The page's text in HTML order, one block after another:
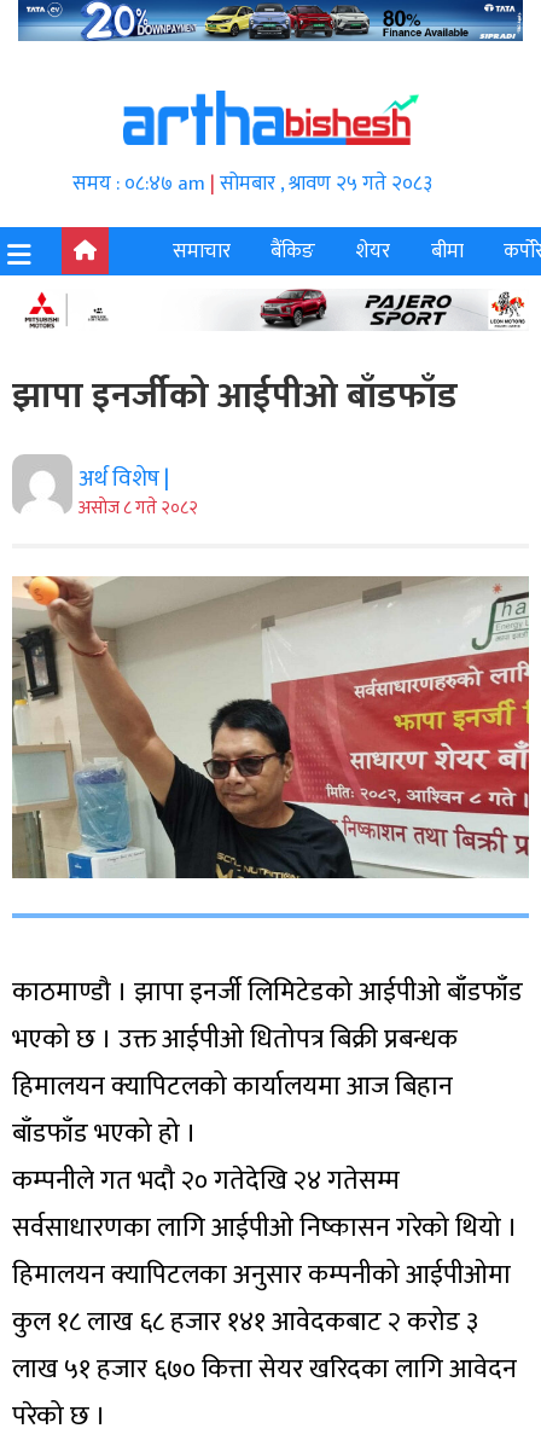
समय : ०८:४७ am |सोमबार , श्रावण २५ गते २०८३
समाचार
बैंकिङ शेयर बीमा
झापा इनर्जीको आईपीओ बाँडफाँड
अर्थ विशेष |
असाेज ८ गते २०८२
काठमाण्डौ । झापा इनर्जी लिमिटेडको आईपीओ बाँडफाँड
भएको छ । उक्त आईपीओ धितोपत्र बिक्री प्रबन्धक
हिमालयन क्यापिटलको कार्यालयमा आज बिहान
बाँडफाँड भएको हो ।
कम्पनीले गत भदौ २० गतेदेखि २४ गतेसम्म
सर्वसाधारणका लागि आईपीओ निष्कासन गरेको थियो ।
हिमालयन क्यापिटलका अनुसार कम्पनीको आईपीओमा
कुल १८ लाख ६८ हजार १४१ आवेदकबाट २ करोड ३
लाख ५१ हजार ६७० कित्ता सेयर खरिदका लागि आवेदन
परेको छ ।